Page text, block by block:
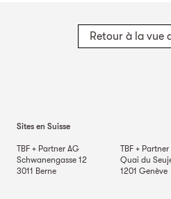
Retour à la vue
Sites en Suisse
TBF + Partner AG
Schwanengasse 12
3011 Berne
TBF + Partner
Quai du
1201 Genève